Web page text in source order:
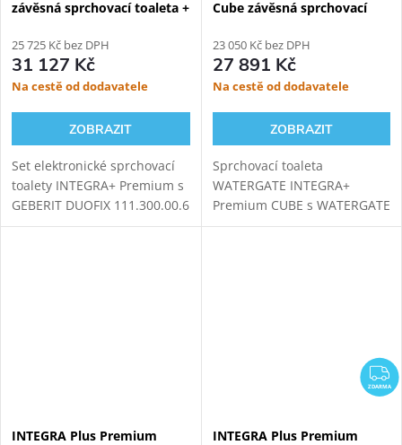
závěsná sprchovací toaleta +
25 725 Kč bez DPH
31 127 Kč
Na cestě od dodavatele
ZOBRAZIT
Set elektronické sprchovací
toalety INTEGRA+ Premium s
GEBERIT DUOFIX 111.300.00.6
modulem pro závěsné WC.
Cube závěsná sprchovací
Easyfix Plus WG-MS002
23 050 Kč bez DPH
27 891 Kč
Na cestě od dodavatele
ZOBRAZIT
Sprchovací toaleta
WATERGATE INTEGRA+
Premium CUBE s WATERGATE
EASYFIX PLUS montážním
INTEGRA Plus Premium
ZDARMA
INTEGRA Plus Premium